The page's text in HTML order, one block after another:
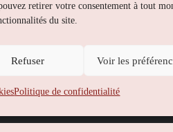
retirer votre consentement à tout
du site.
Refuser Voir les
Politique de confidentialité